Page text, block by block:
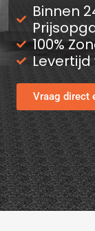
Binnen
100%
Vraag direct